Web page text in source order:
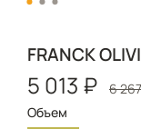
FRANCK
5 013 ₽
6
Объем